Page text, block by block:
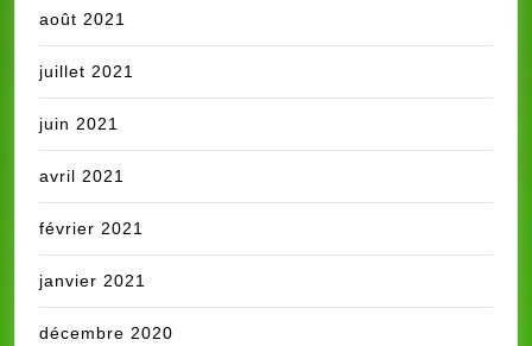
août 2021
juillet 2021
juin 2021
avril 2021
février 2021
janvier 2021
décembre 2020